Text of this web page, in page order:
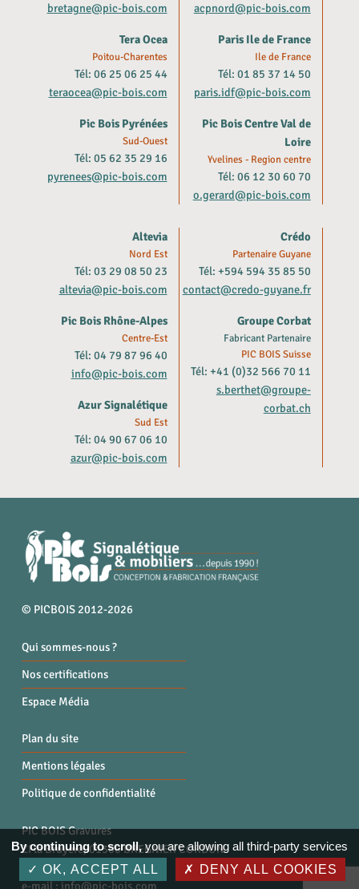
bretagne@pic-bois.com
Tera Ocea
Poitou-Charentes
Tél: 06 25 06 25 44
teraocea@pic-bois.com
Pic Bois Pyrénées
Sud-Ouest
Tél: 05 62 35 29 16
pyrenees@pic-bois.com
acpnord@pic-bois.com
Paris Ile de France
Ile de France
Tél: 01 85 37 14 50
paris.idf@pic-bois.com
Pic Bois Centre Val de
Loire
Yvelines - Region centre
Tél: 06 12 30 60 70
o.gerard@pic-bois.com
Altevia
Nord Est
Tél: 03 29 08 50 23
altevia@pic-bois.com
Pic Bois Rhône-Alpes
Centre-Est
Tél: 04 79 87 96 40
info@pic-bois.com
Azur Signalétique
Sud Est
Tél: 04 90 67 06 10
azur@pic-bois.com
Crédo
Partenaire Guyane
Tél: +594 594 35 85 50
contact@credo-guyane.fr
Groupe Corbat
Fabricant Partenaire
PIC BOIS Suisse
Tél: +41 (0)32 566 70 11
s.berthet@groupe-
corbat.ch
© PICBOIS 2012-2026
Qui sommes-nous ?
Nos certifications
Espace Média
Plan du site
Mentions légales
Politique de confidentialité
PIC BOIS Gravures
ZI la Bruyère, 01300 BREGNIER CORDON
Tél. : 04 79 87 96 40
e-mail :info@pic-bois.com
By continuing to scroll,you are allowing all third-party services
OK, ACCEPT ALL
DENY ALL COOKIES